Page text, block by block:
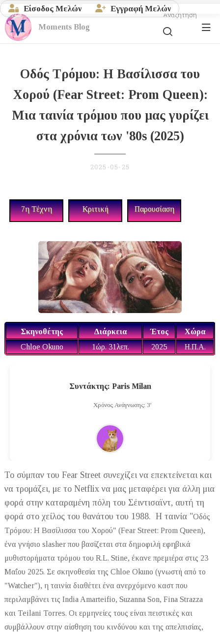
Είσοδος Μελών Εγγραφή Μελών
Moments Blog
Αναζήτηση
Οδός Τρόμου: Η Βασίλισσα του
Χορού (Fear Street: Prom Queen):
Μια ταινία τρόμου που μας γυρίζει
στα χρόνια των '80s (2025)
2025-05-25
7η Τέχνη Κριτική Παρουσίαση
Σκηνοθέτης Διάρκεια Έτος
Χώρα
Chloe Okuno
1ώρ. 31λεπ. 2025 Η.Π.Α.
Συντάκτης: Paris Milan
Χρόνος Ανάγνωσης: 3'
Το σύμπαν του Fear Street συνεχίζει να επεκτείνεται και
να τρομάζει, με το Netflix να μας μεταφέρει για άλλη μια
φορά στην καταραμένη πόλη του Σέιντισαϊντ, αυτή τη
φορά στο χείλος του θανάτου του 1988. Η ταινία "Οδός
Τρόμου: Η Βασίλισσα του Χορού" (Fear Street: Prom Queen),
ένα γνήσιο slasher που βασίζεται στα δημοφιλή εφηβικά
μυθιστορήματα τρόμου του R.L. Stine, έκανε πρεμιέρα στις 23
Μαΐου 2025. Σε σκηνοθεσία της Chloe Okuno (γνωστή από το
"Watcher"), η ταινία διαθέτει ένα ανερχόμενο καστ που
περιλαμβάνει τις India Amarteifio, Suzanna Son, Fina Strazza
και Teilani Torres. Οι ερμηνείες τους είναι πειστικές και
συμβάλλουν στην αίσθηση του κινδύνου και της απελπισίας,